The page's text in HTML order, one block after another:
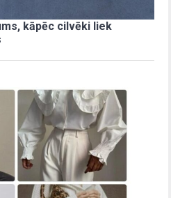
kāpēc cilvēki liek